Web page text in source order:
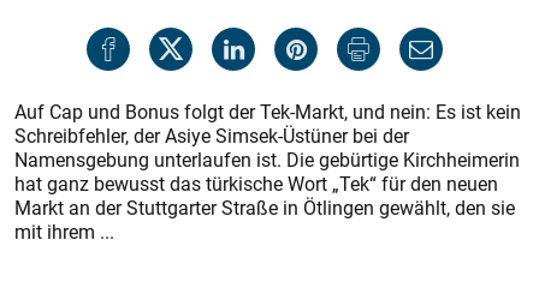
Auf Cap und Bonus folgt der Tek-Markt, und nein: Es ist kein
Schreibfehler, der Asiye Simsek-Üstüner bei der
Namensgebung unterlaufen ist. Die gebürtige Kirchheimerin
hat ganz bewusst das türkische Wort „Tek“ für den neuen
Markt an der Stuttgarter Straße in Ötlingen gewählt, den sie
mit ihrem ...